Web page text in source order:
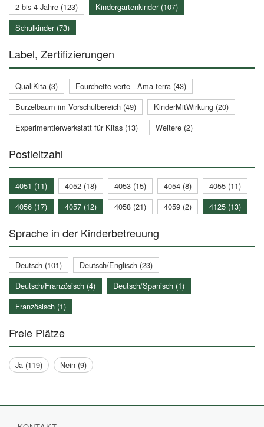
2 bis 4 Jahre (123)
Kindergartenkinder (107)
Schulkinder (73)
Label, Zertifizierungen
QualiKita (3)
Fourchette verte - Ama terra (43)
Burzelbaum im Vorschulbereich (49)
KinderMitWirkung (20)
Experimentierwerkstatt für Kitas (13)
Weitere (2)
Postleitzahl
4051 (11) 4052 (18) 4053 (15) 4054 (8)
4055 (11)
4056 (17)
4057 (12) 4058 (21) 4059 (2) 4125 (13)
Sprache in der Kinderbetreuung
Deutsch (101)
Deutsch/Englisch (23)
Deutsch/Französisch (4)
Deutsch/Spanisch (1)
Französisch (1)
Freie Plätze
Ja (119) Nein (9)